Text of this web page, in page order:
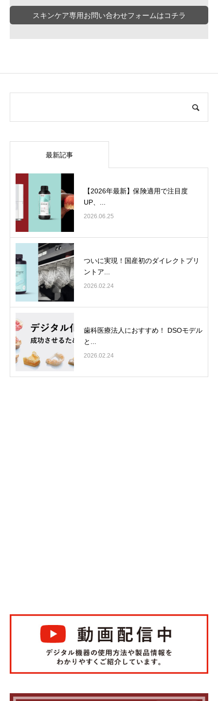
スキンケア専用お問い合わせフォームはコチラ
最新記事
【2026年最新】保険適用で注目度
UP、...
2026.06.25
ついに実現！国産初のダイレクトプリ
ントア...
2026.02.24
歯科医療法人におすすめ！ DSOモデル
と...
2026.02.24